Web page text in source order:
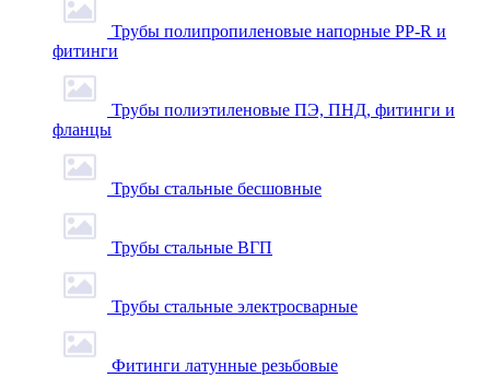
Трубы полипропиленовые напорные PP-R и
фитинги
Трубы полиэтиленовые ПЭ, ПНД, фитинги и
фланцы
Трубы стальные бесшовные
Трубы стальные ВГП
Трубы стальные электросварные
Фитинги латунные резьбовые